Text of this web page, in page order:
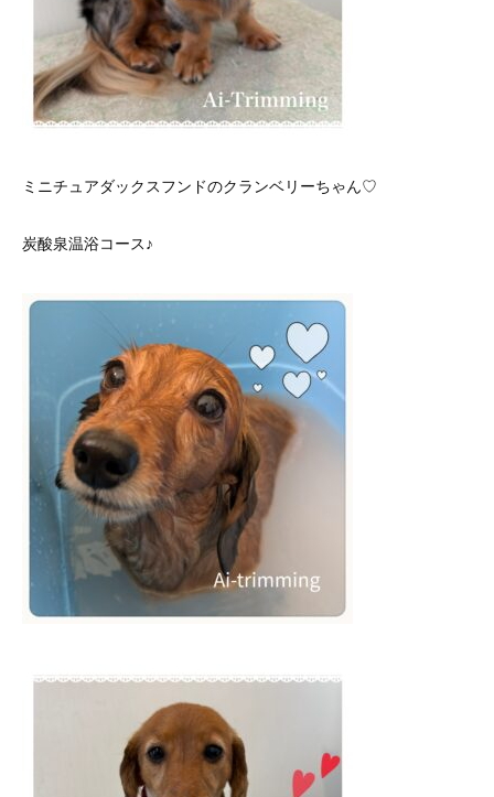
ミニチュアダックスフンドのクランベリーちゃん♡
炭酸泉温浴コース♪